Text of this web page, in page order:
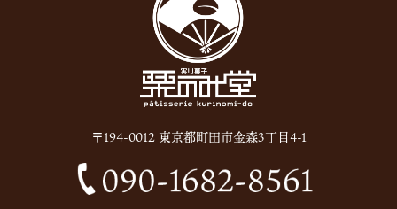
〒194-0012 東京都町田市金森3丁目4-1